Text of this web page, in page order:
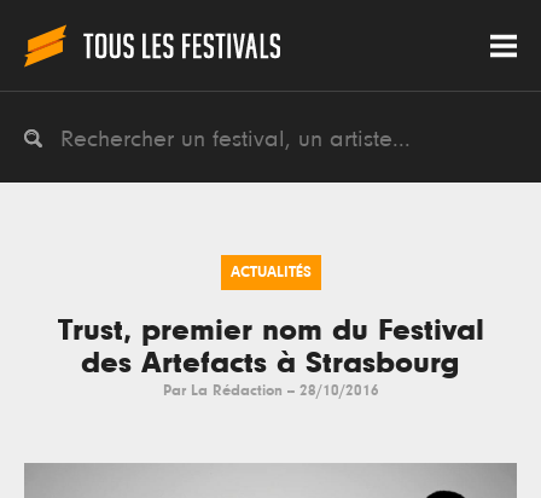
ACTUALITÉS
Trust, premier nom du Festival
des Artefacts à Strasbourg
Par La Rédaction -- 28/10/2016